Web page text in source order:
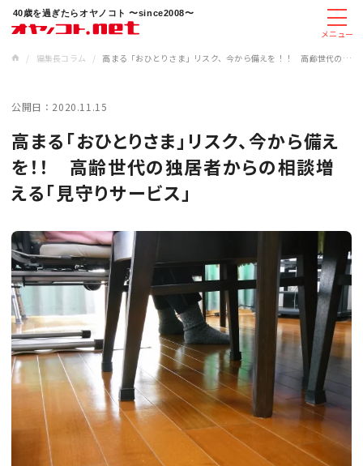
40歳を過ぎたらオヤノコト 〜since2008〜
メニュー
/
編集長コラム / 高まる「おひとりさま」リスク、今から備えを！！ 高齢世代の独居者からの相談増える「見守りサービス」
公開日： 2020.11.15
高まる「おひとりさま」リスク、今から備え
を！！ 高齢世代の独居者からの相談増
える「見守りサービス」